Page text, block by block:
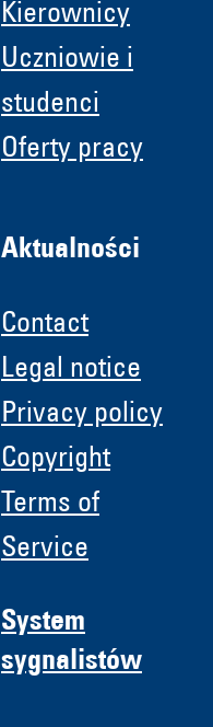
Kierownicy
Uczniowie i
studenci
Oferty pracy
Aktualności
Contact
Legal notice
Privacy policy
Copyright
Terms of
Service
System
sygnalistów